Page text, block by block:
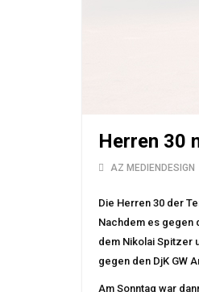
Herren 30
AZ MEDIENDESIGN
Die Herren 30 der
Nachdem es gegen
dem Nikolai Spitzer
gegen den DjK GW
Am Sonntag war